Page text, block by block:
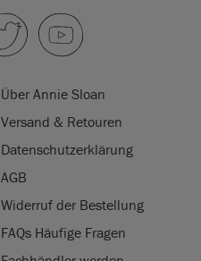
Über Annie Sloan
Versand & Retouren
Datenschutzerklärung
AGB
Widerruf der Bestellung
FAQs Häufige Fragen